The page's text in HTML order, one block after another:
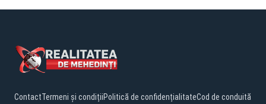
ContactTermeni și condițiiPolitică de confidențialitateCod de conduită